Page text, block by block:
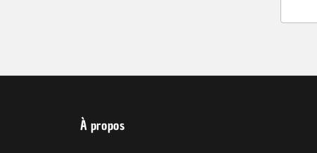
À propos